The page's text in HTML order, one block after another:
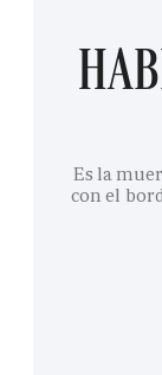
Es la
con el